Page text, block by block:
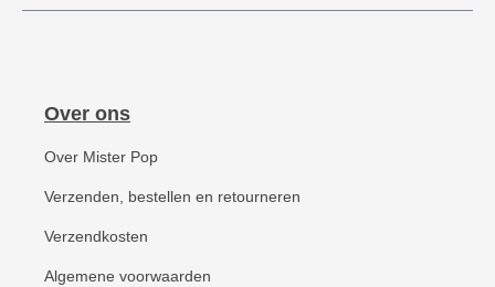
Over ons
Over Mister Pop
Verzenden, bestellen en retourneren
Verzendkosten
Algemene voorwaarden